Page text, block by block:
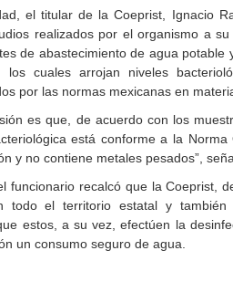
el titular de la Coeprist, Ignacio
realizados por el organismo a
de abastecimiento de agua potable
cuales arrojan niveles
por las normas mexicanas en
es que, de acuerdo con los
está conforme a la
y no contiene metales pesados”,
funcionario recalcó que la Coeprist,
todo el territorio estatal y
estos, a su vez, efectúen la
un consumo seguro de agua.